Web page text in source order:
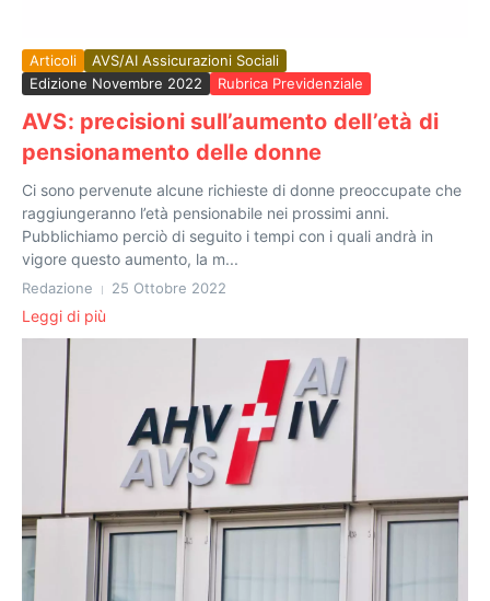
Articoli
AVS/AI Assicurazioni Sociali
Edizione Novembre 2022
Rubrica Previdenziale
AVS: precisioni sull’aumento dell’età di
pensionamento delle donne
Ci sono pervenute alcune richieste di donne preoccupate che
raggiungeranno l’età pensionabile nei prossimi anni.
Pubblichiamo perciò di seguito i tempi con i quali andrà in
vigore questo aumento, la m...
Redazione 25 Ottobre 2022
Leggi di più